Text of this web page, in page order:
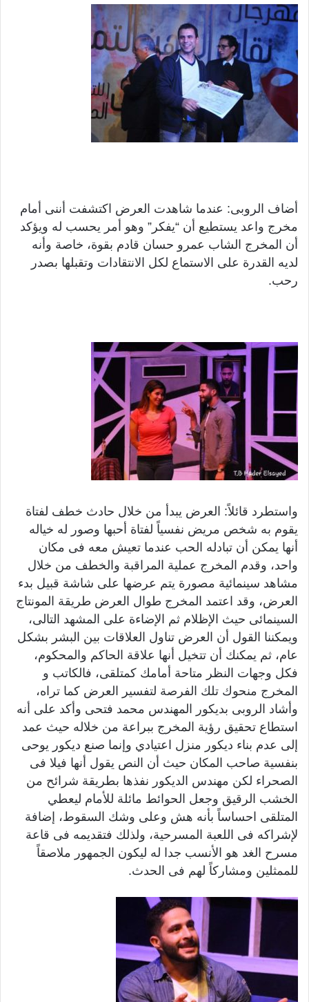
أضاف الروبى: عندما شاهدت العرض اكتشفت أننى أمام
مخرج واعد يستطيع أن “يفكر” وهو أمر يحسب له ويؤكد
أن المخرج الشاب عمرو حسان قادم بقوة، خاصة وأنه
لديه القدرة على الاستماع لكل الانتقادات وتقبلها بصدر
رحب.
واستطرد قائلاً: العرض يبدأ من خلال حادث خطف لفتاة
يقوم به شخص مريض نفسياً لفتاة أحبها وصور له خياله
أنها يمكن أن تبادله الحب عندما تعيش معه فى مكان
واحد، وقدم المخرج عملية المراقبة والخطف من خلال
مشاهد سينمائية مصورة يتم عرضها على شاشة قبيل بدء
العرض، وقد اعتمد المخرج طوال العرض طريقة المونتاج
السينمائى حيث الإظلام ثم الإضاءة على المشهد التالى،
ويمكننا القول أن العرض تناول العلاقات بين البشر بشكل
عام، ثم يمكنك أن تتخيل أنها علاقة الحاكم والمحكوم،
فكل وجهات النظر متاحة أمامك كمتلقى، فالكاتب و
المخرج منحوك تلك الفرصة لتفسير العرض كما تراه،
وأشاد الروبى بديكور المهندس محمد فتحى وأكد على أنه
استطاع تحقيق رؤية المخرج ببراعة من خلاله حيث عمد
إلى عدم بناء ديكور منزل اعتيادي وإنما صنع ديكور يوحى
بنفسية صاحب المكان حيث أن النص يقول أنها فيلا فى
الصحراء لكن مهندس الديكور نفذها بطريقة شرائح من
الخشب الرقيق وجعل الحوائط مائلة للأمام ليعطي
المتلقى احساساً بأنه هش وعلى وشك السقوط، إضافة
لإشراكه فى اللعبة المسرحية، ولذلك فتقديمه فى قاعة
مسرح الغد هو الأنسب جدا له ليكون الجمهور ملاصقاً
للممثلين ومشاركاً لهم فى الحدث.